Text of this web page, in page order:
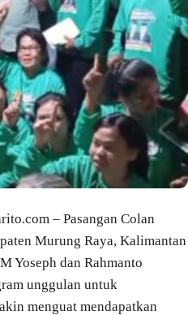
– Pasangan Colan
Murung Raya, Kalimantan
Yoseph dan Rahmanto
unggulan untuk
menguat mendapatkan